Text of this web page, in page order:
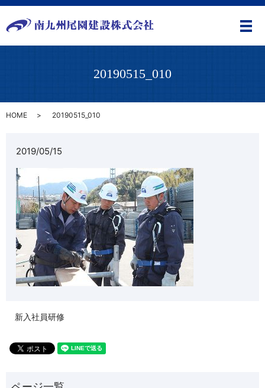
メ
20190515_010
HOME 20190515_010
2019/05/15
新入社員研修